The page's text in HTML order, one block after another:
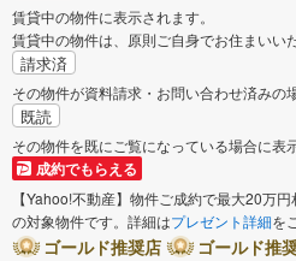
賃貸中の物件に表示されます。
賃貸中の物件は、原則ご自身でお住まいい
請求済
その物件が資料請求・お問い合わせ済みの
既読
その物件を既にご覧になっている場合に表
成約でもらえる
【Yahoo!不動産】物件ご成約で最大20万
の対象物件です。詳細はプレゼント詳細を
ゴールド推奨店
ゴールド推